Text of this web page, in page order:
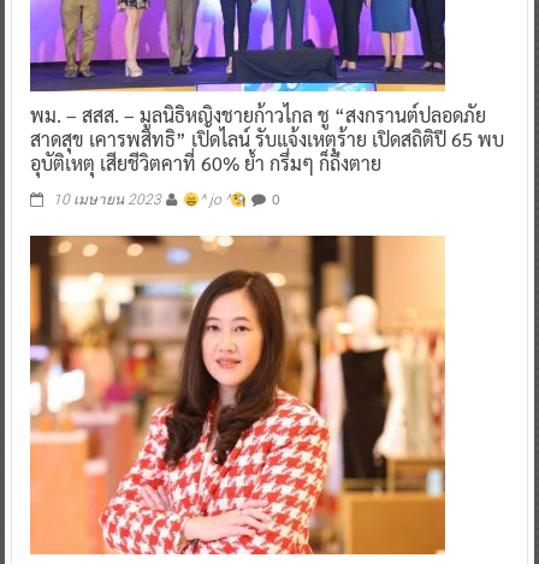
พม. – สสส. – มูลนิธิหญิงชายก้าวไกล ชู “สงกรานต์ปลอดภัย
สาดสุข เคารพสิทธิ” เปิดไลน์ รับแจ้งเหตุร้าย เปิดสถิติปี 65 พบ
อุบัติเหตุ เสียชีวิตคาที่ 60% ย้ำ กรึ่มๆ ก็ถึงตาย
10 เมษายน 2023 ^ jo ^ 0